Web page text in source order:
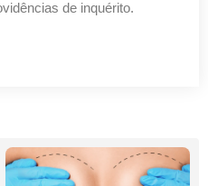
de inquérito.